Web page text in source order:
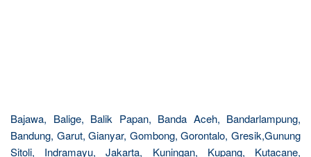
Bajawa, Balige, Balik Papan, Banda Aceh, Bandarlampung,
Bandung, Garut, Gianyar, Gombong, Gorontalo, Gresik,Gunung
Sitoli, Indramayu, Jakarta, Kuningan, Kupang, Kutacane,